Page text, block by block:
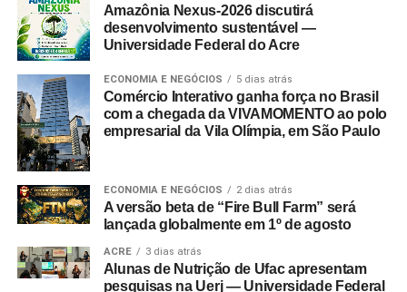
Amazônia Nexus-2026 discutirá
desenvolvimento sustentável —
Universidade Federal do Acre
ECONOMIA E NEGÓCIOS 5 dias atrás
Comércio Interativo ganha força no Brasil
com a chegada da VIVAMOMENTO ao polo
empresarial da Vila Olímpia, em São Paulo
ECONOMIA E NEGÓCIOS 2 dias atrás
A versão beta de “Fire Bull Farm” será
lançada globalmente em 1º de agosto
ACRE 3 dias atrás
Alunas de Nutrição de Ufac apresentam
pesquisas na Uerj — Universidade Federal